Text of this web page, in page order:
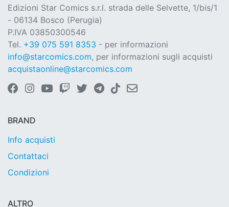
Edizioni Star Comics s.r.l. strada delle Selvette, 1/bis/1
- 06134 Bosco (Perugia)
P.IVA 03850300546
Tel. +39 075 591 8353 - per informazioni
info@starcomics.com, per informazioni sugli acquisti
acquistaonline@starcomics.com
BRAND
Info acquisti
Contattaci
Condizioni
ALTRO